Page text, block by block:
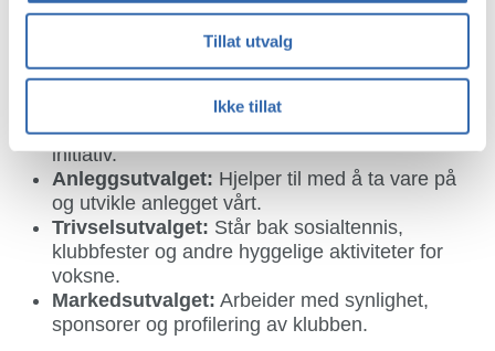
Tillat utvalg
Ikke tillat
Foreldre og andre som hjelper
til med sosiale arrangementer,
juniorturneringer og pizzakvelder.
Jobber med turneringer,
arrangement, divisjonstennis og nye sportslige
initiativ.
Anleggsutvalget: Hjelper til med å ta vare på
og utvikle anlegget vårt.
Trivselsutvalget: Står bak sosialtennis,
klubbfester og andre hyggelige aktiviteter for
voksne.
Markedsutvalget: Arbeider med synlighet,
sponsorer og profilering av klubben.